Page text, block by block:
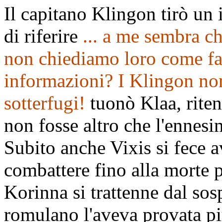
Il capitano Klingon tirò un
di riferire ... a me sembra
non chiediamo loro come
informazioni? I Klingon
sotterfugi! tuonò Klaa,
non fosse altro che
Subito anche Vixis si fece
combattere fino alla morte
Korinna si trattenne dal
romulano l'aveva provata